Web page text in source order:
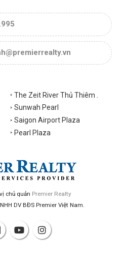
The Zeit River Thủ Thiêm .
Sunwah Pearl
Saigon Airport Plaza
Pearl Plaza
chủ quản Premier Realty
DV BĐS Premier Việt Nam.